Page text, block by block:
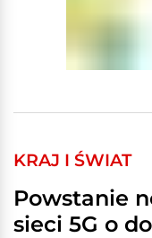
KRAJ I ŚWIAT
Powstanie
sieci 5G o